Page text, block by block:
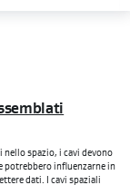
spazio, i cavi devono
potrebbero influenzarne in
dati. I cavi spaziali